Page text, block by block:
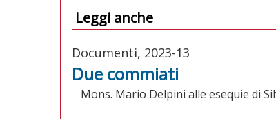
Leggi anche
Documenti, 2023-13
Due commiati
Mons. Mario Delpini alle esequie di